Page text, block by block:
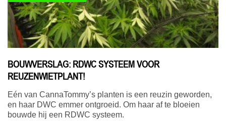
BOUWVERSLAG: RDWC SYSTEEM VOOR
REUZENWIETPLANT!
Eén van CannaTommy’s planten is een reuzin geworden,
en haar DWC emmer ontgroeid. Om haar af te bloeien
bouwde hij een RDWC systeem.